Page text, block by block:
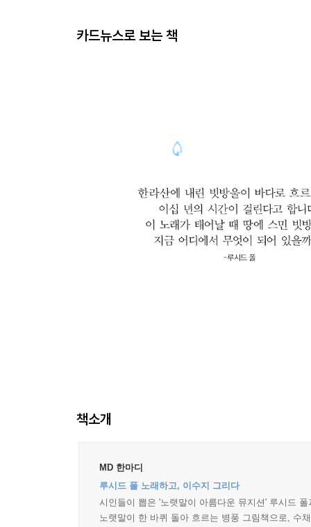
카드뉴스로 보는 책
책소개
MD 한마디
루시드 폴 노래하고, 이수지 그리다
시인들이 뽑은 '노랫말이 아름다운 뮤지션' 루시드
노랫말이 한 바퀴 돌아 흐르는 병풍 그림책으로, 수